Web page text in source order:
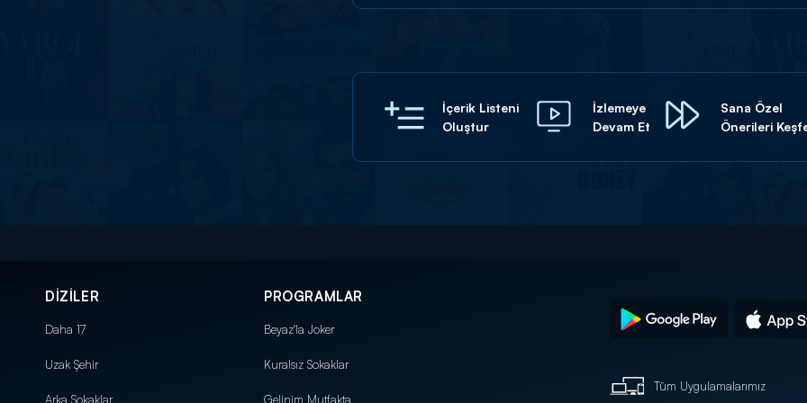
İçerik Listeni
Oluştur
İzlemeye
Devam Et
Sana Özel
Önerileri
DİZİLER
Daha 17
Uzak Şehir
Arka Sokaklar
PROGRAMLAR
Beyaz'la Joker
Kuralsız Sokaklar
Gelinim Mutfakta
Tüm Uygulamalarımız